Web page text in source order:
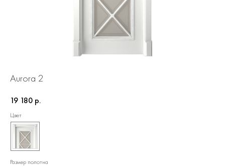
Aurora 2
19 180 р.
Цвет
Размер полотна